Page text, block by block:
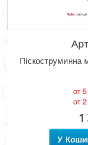
Піскоструминна
от
от
1
У